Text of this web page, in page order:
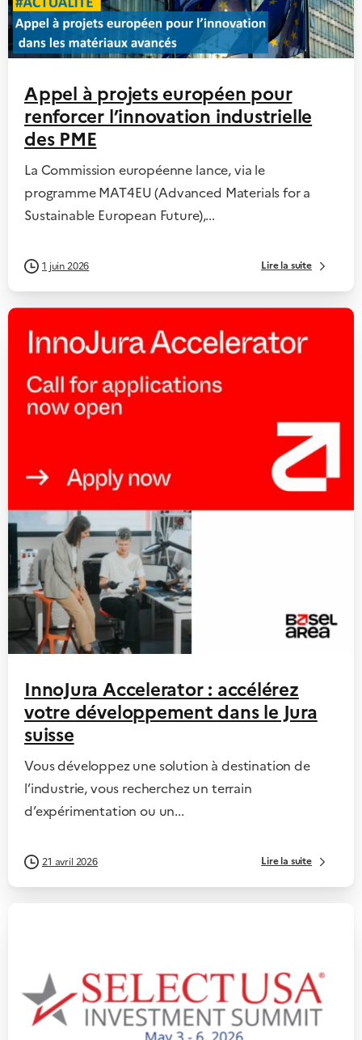
Appel à projets européen pour
renforcer l’innovation industrielle
des PME
La Commission européenne lance, via le
programme MAT4EU (Advanced Materials for a
Sustainable European Future),...
1 juin 2026 Lire la suite
InnoJura Accelerator : accélérez
votre développement dans le Jura
suisse
Vous développez une solution à destination de
l’industrie, vous recherchez un terrain
d’expérimentation ou un...
21 avril 2026 Lire la suite